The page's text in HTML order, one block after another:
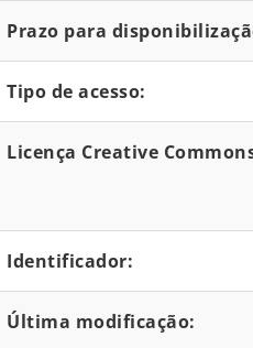
Prazo para
Tipo de acesso:
Licença Creative
Identificador:
Última modificação: